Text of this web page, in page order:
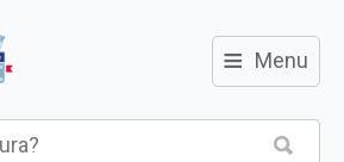
≡ Menu